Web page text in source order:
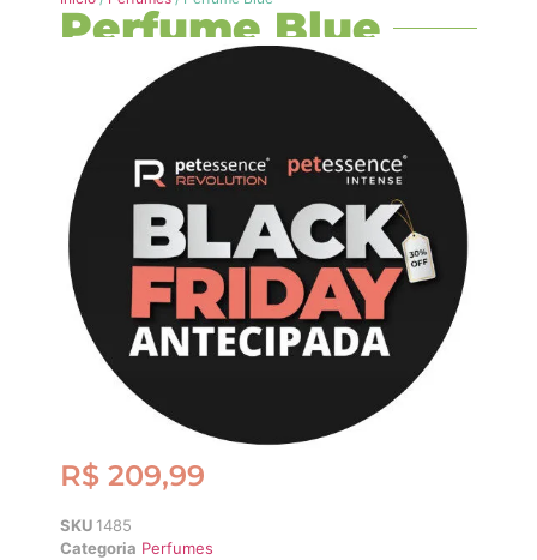
Perfume Blue
R$ 209,99
SKU 1485
Categoria Perfumes